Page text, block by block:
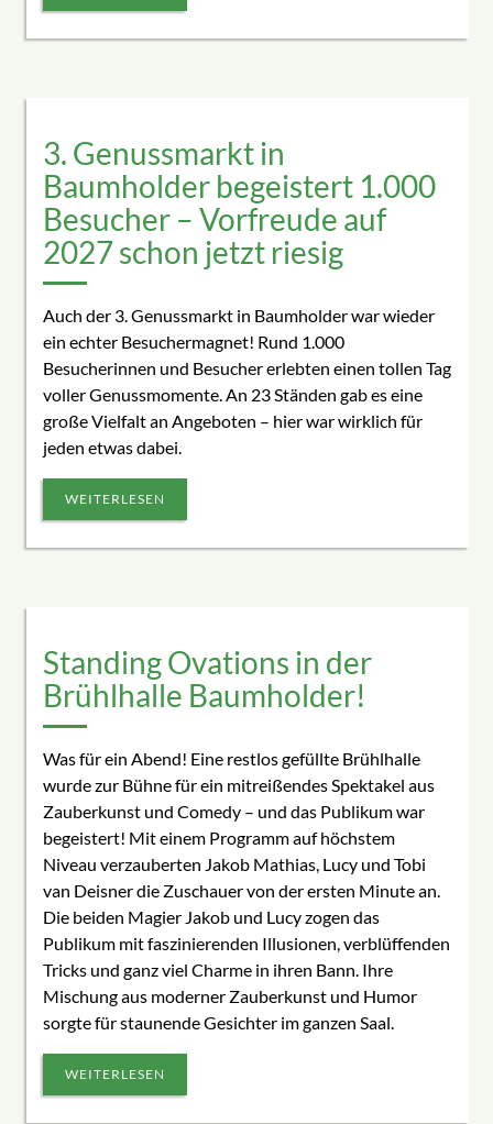
3. Genussmarkt in
Baumholder begeistert 1.000
Besucher – Vorfreude auf
2027 schon jetzt riesig
Auch der 3. Genussmarkt in Baumholder war wieder
ein echter Besuchermagnet! Rund 1.000
Besucherinnen und Besucher erlebten einen tollen Tag
voller Genussmomente. An 23 Ständen gab es eine
große Vielfalt an Angeboten – hier war wirklich für
jeden etwas dabei.
WEITERLESEN
Standing Ovations in der
Brühlhalle Baumholder!
Was für ein Abend! Eine restlos gefüllte Brühlhalle
wurde zur Bühne für ein mitreißendes Spektakel aus
Zauberkunst und Comedy – und das Publikum war
begeistert! Mit einem Programm auf höchstem
Niveau verzauberten Jakob Mathias, Lucy und Tobi
van Deisner die Zuschauer von der ersten Minute an.
Die beiden Magier Jakob und Lucy zogen das
Publikum mit faszinierenden Illusionen, verblüffenden
Tricks und ganz viel Charme in ihren Bann. Ihre
Mischung aus moderner Zauberkunst und Humor
sorgte für staunende Gesichter im ganzen Saal.
WEITERLESEN